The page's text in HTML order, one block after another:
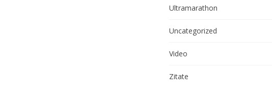
Freshheads –
Gründungsinteressierte
Ultramarathon
Uncategorized
Video
Zitate